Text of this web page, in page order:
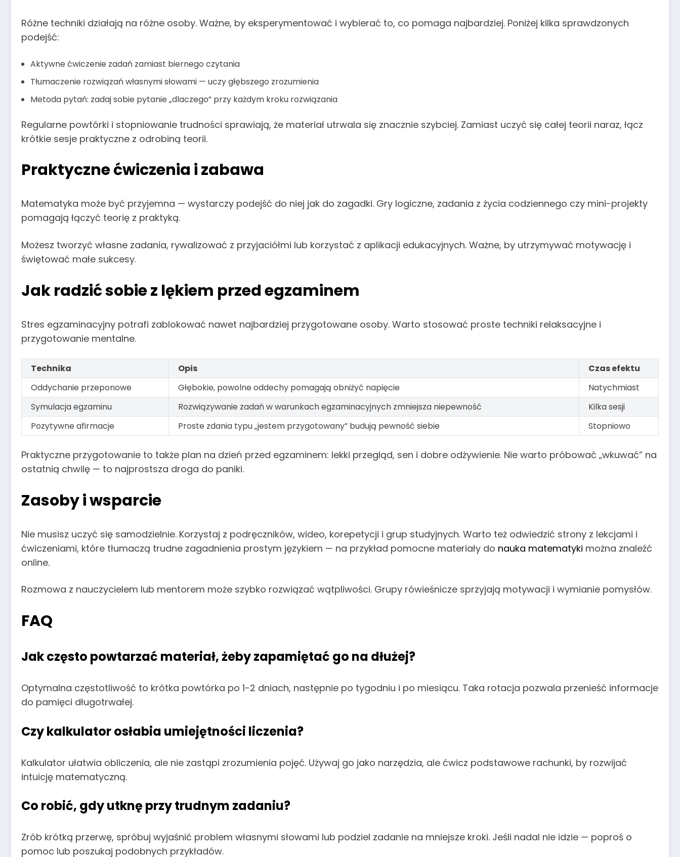
Różne techniki działają na różne osoby. Ważne, by eksperymentować i wybierać to, co pomaga najbardziej. Poniżej kilka sprawdzonych
podejść:
Aktywne ćwiczenie zadań zamiast biernego czytania
Tłumaczenie rozwiązań własnymi słowami — uczy głębszego zrozumienia
Metoda pytań: zadaj sobie pytanie „dlaczego” przy każdym kroku rozwiązania
Regularne powtórki i stopniowanie trudności sprawiają, że materiał utrwala się znacznie szybciej. Zamiast uczyć się całej teorii naraz, łącz
krótkie sesje praktyczne z odrobiną teorii.
Praktyczne ćwiczenia i zabawa
Matematyka może być przyjemna — wystarczy podejść do niej jak do zagadki. Gry logiczne, zadania z życia codziennego czy mini-projekty
pomagają łączyć teorię z praktyką.
Możesz tworzyć własne zadania, rywalizować z przyjaciółmi lub korzystać z aplikacji edukacyjnych. Ważne, by utrzymywać motywację i
świętować małe sukcesy.
Jak radzić sobie z lękiem przed egzaminem
Stres egzaminacyjny potrafi zablokować nawet najbardziej przygotowane osoby. Warto stosować proste techniki relaksacyjne i
przygotowanie mentalne.
Technika Opis
Czas efektu
Oddychanie przeponowe
Głębokie, powolne oddechy pomagają obniżyć napięcie
Natychmiast
Symulacja egzaminu
Rozwiązywanie zadań w warunkach egzaminacyjnych zmniejsza niepewność
Kilka sesji
Pozytywne afirmacje
Proste zdania typu „jestem przygotowany” budują pewność siebie Stopniowo
Praktyczne przygotowanie to także plan na dzień przed egzaminem: lekki przegląd, sen i dobre odżywienie. Nie warto próbować „wkuwać” na
ostatnią chwilę — to najprostsza droga do paniki.
Zasoby i wsparcie
Nie musisz uczyć się samodzielnie. Korzystaj z podręczników, wideo, korepetycji i grup studyjnych. Warto też odwiedzić strony z lekcjami i
ćwiczeniami, które tłumaczą trudne zagadnienia prostym językiem — na przykład pomocne materiały do nauka matematyki można znaleźć
online.
Rozmowa z nauczycielem lub mentorem może szybko rozwiązać wątpliwości. Grupy rówieśnicze sprzyjają motywacji i wymianie pomysłów.
FAQ
Jak często powtarzać materiał, żeby zapamiętać go na dłużej?
Optymalna częstotliwość to krótka powtórka po 1-2 dniach, następnie po tygodniu i po miesiącu. Taka rotacja pozwala przenieść informacje
do pamięci długotrwałej.
Czy kalkulator osłabia umiejętności liczenia?
Kalkulator ułatwia obliczenia, ale nie zastąpi zrozumienia pojęć. Używaj go jako narzędzia, ale ćwicz podstawowe rachunki, by rozwijać
intuicję matematyczną.
Co robić, gdy utknę przy trudnym zadaniu?
Zrób krótką przerwę, spróbuj wyjaśnić problem własnymi słowami lub podziel zadanie na mniejsze kroki. Jeśli nadal nie idzie — poproś o
pomoc lub poszukaj podobnych przykładów.